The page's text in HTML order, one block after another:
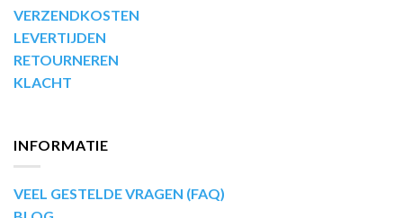
VERZENDKOSTEN
LEVERTIJDEN
RETOURNEREN
KLACHT
INFORMATIE
VEEL GESTELDE VRAGEN (FAQ)